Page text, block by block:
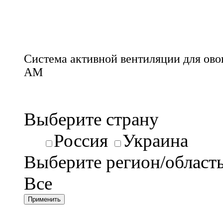
Система активной вентиляции для
АМ
Выберите страну
Россия
Украина
Выберите регион/
Все